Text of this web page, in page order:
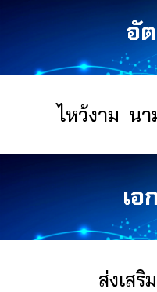
อั
ไหว้งาม นา
เ
ส่งเส